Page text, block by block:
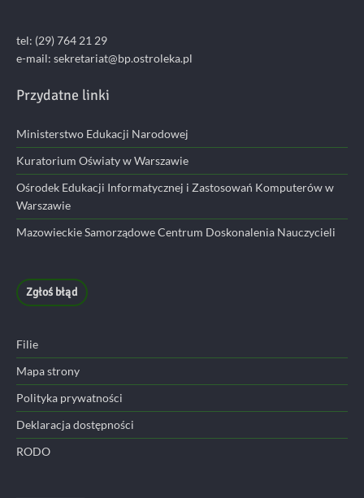
tel: (29) 764 21 29
e-mail: sekretariat@bp.ostroleka.pl
Przydatne linki
Ministerstwo Edukacji Narodowej
Kuratorium Oświaty w Warszawie
Ośrodek Edukacji Informatycznej i Zastosowań Komputerów w
Warszawie
Mazowieckie Samorządowe Centrum Doskonalenia Nauczycieli
Zgłoś błąd
Filie
Mapa strony
Polityka prywatności
Deklaracja dostępności
RODO